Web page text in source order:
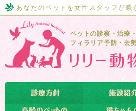
あなたのペットを女性スタッフが
ペットの診察・治療
フィラリア予防・去